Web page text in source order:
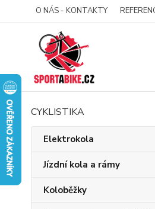
O NÁS - KONTAKTY
CYKLISTIKA
Elektrokola
Jízdní kola a rámy
Koloběžky